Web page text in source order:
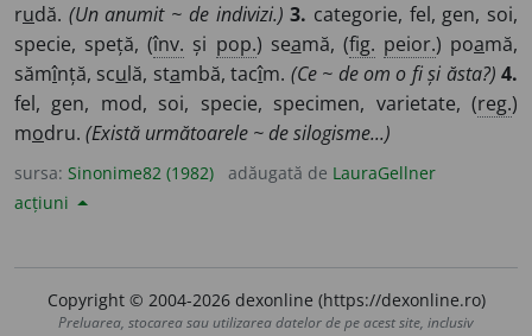
rudă. (Un anumit ~ de indivizi.) 3. categorie, fel, gen, soi,
specie, speță, (înv. și pop.) seamă, (fig. peior.) poamă,
sămînță, sculă, stambă, tacîm. (Ce ~ de om o fi și ăsta?) 4.
fel, gen, mod, soi, specie, specimen, varietate, (reg.)
modru. (Există următoarele ~ de silogisme...)
sursa: Sinonime82 (1982) adăugată de LauraGellner
acțiuni
Copyright © 2004-2026 dexonline (https://dexonline.ro)
Preluarea, stocarea sau utilizarea datelor de pe acest site, inclusiv